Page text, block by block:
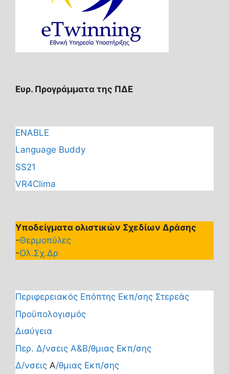
Ευρ. Προγράμματα της ΠΔΕ
ENABLE
Language Buddy
SS21
VR4Clima
Υποδείγματα ολιστικών Σχεδίων Δράσης
-Θερμοπύλες
-Ολ.Σχ.Δρ
Περιφερειακός Επόπτης Εκπ/σης Στερεάς
Προϋπολογισμός
Διαύγεια
Περ. Δ/νσεις Α&Β/θμιας Εκπ/σης
Δ/νσεις Α/θμιας Εκπ/σης